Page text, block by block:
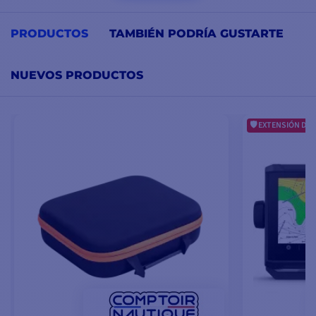
PRODUCTOS TAMBIÉN PODRÍA GUSTARTE
NUEVOS PRODUCTOS
EXTENSIÓN DE